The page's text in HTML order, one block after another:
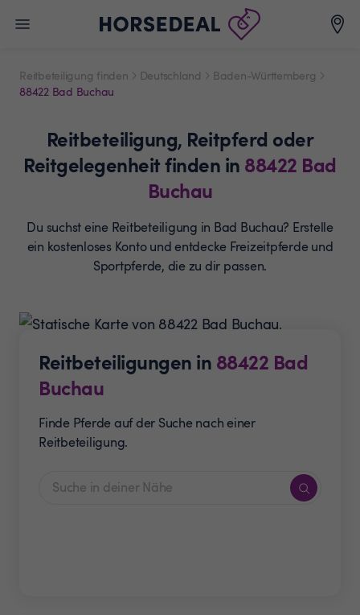
Reitbeteiligung finden Deutschland
Baden-Württemberg
88422 Bad Buchau
Reitbeteiligung, Reitpferd oder
Reitgelegenheitfinden in 88422 Bad
Buchau
Du suchst eine Reitbeteiligung in Bad Buchau? Erstelle
ein kostenloses Konto und entdecke Freizeitpferde und
Sportpferde, die zu dir passen.
Reitbeteiligungen in 88422 Bad
Buchau
Finde Pferde auf der Suche nach einer
Reitbeteiligung.